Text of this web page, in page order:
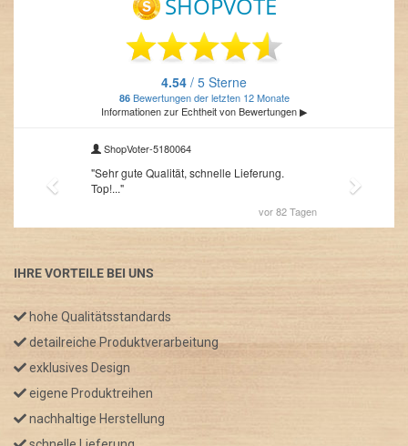
IHRE VORTEILE BEI UNS
hohe Qualitätsstandards
detailreiche Produktverarbeitung
exklusives Design
eigene Produktreihen
nachhaltige Herstellung